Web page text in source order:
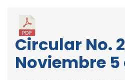
Circular No.
Noviembre 5